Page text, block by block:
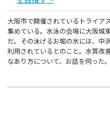
大阪市で開催されているトライア
集めている。水泳の会場に大阪城
だ。その泳げるお堀の水には、中
利用されているとのこと。水質改
なあり方について、お話を伺った。